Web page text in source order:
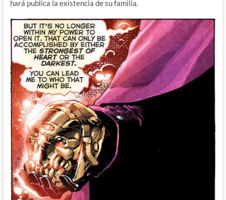
hará publica la existencia de su familia.